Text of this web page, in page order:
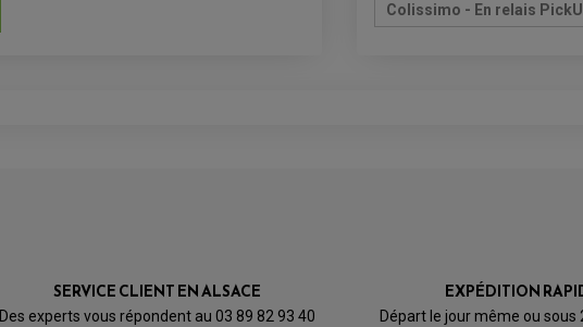
Colissimo - En relais
SERVICE CLIENT EN ALSACE
Des experts vous répondent au 03 89 82 93 40
EXPÉDITION
Départ le jour même ou sous